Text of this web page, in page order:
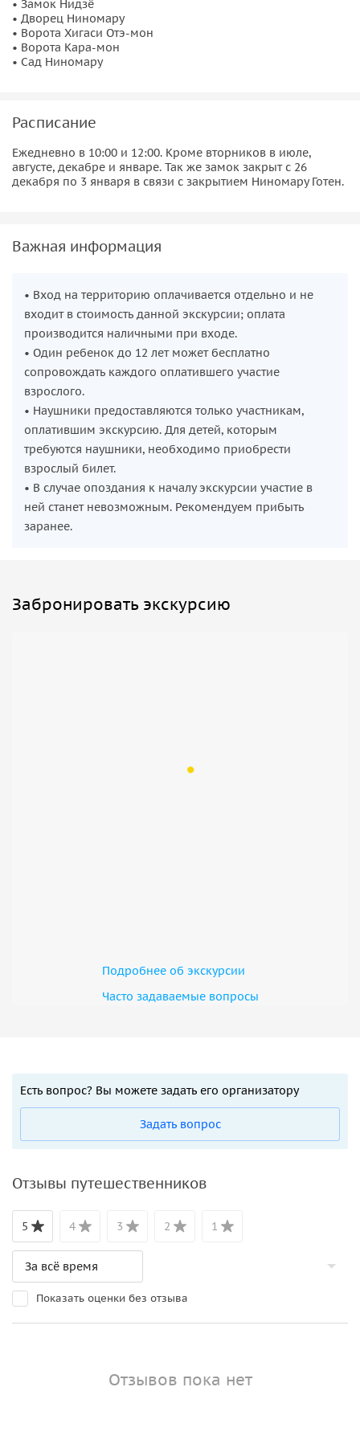
• Замок Нидзё
• Дворец Ниномару
• Ворота Хигаси Отэ-мон
• Ворота Кара-мон
• Сад Ниномару
Расписание
Ежедневно в 10:00 и 12:00. Кроме вторников в июле,
августе, декабре и январе. Так же замок закрыт с 26
декабря по 3 января в связи с закрытием Ниномару Готен.
Важная информация
• Вход на территорию оплачивается отдельно и не
входит в стоимость данной экскурсии; оплата
производится наличными при входе.
• Один ребенок до 12 лет может бесплатно
сопровождать каждого оплатившего участие
взрослого.
• Наушники предоставляются только участникам,
оплатившим экскурсию. Для детей, которым
требуются наушники, необходимо приобрести
взрослый билет.
• В случае опоздания к началу экскурсии участие в
ней станет невозможным. Рекомендуем прибыть
заранее.
Забронировать экскурсию
Подробнее об экскурсии
Часто задаваемые вопросы
Есть вопрос? Вы можете задать его организатору
Задать вопрос
Отзывы путешественников
5 4 3 2 1
Показать оценки без отзыва
Отзывов пока нет